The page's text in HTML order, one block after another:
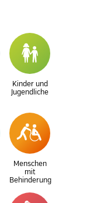
Kinder und
Jugendliche
Menschen
mit
Behinderung